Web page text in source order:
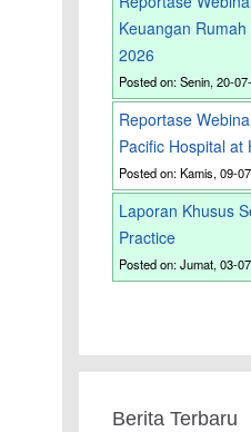
Keuangan
2026
Posted on: Senin, 20-
Reportase
Pacific Hospital at
Posted on: Kamis, 09-
Laporan Khusus
Practice
Posted on: Jumat, 03-
Berita Terbaru